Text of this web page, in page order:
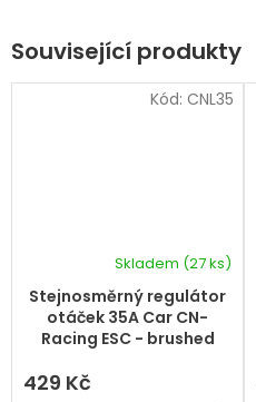
Související produkty
Stejnosměrný regulátor
otáček 35A Car CN-
Racing ESC - brushed
hodnocení
produktu
z
Skladem (27 ks)
429 Kč
Kód: CNL35